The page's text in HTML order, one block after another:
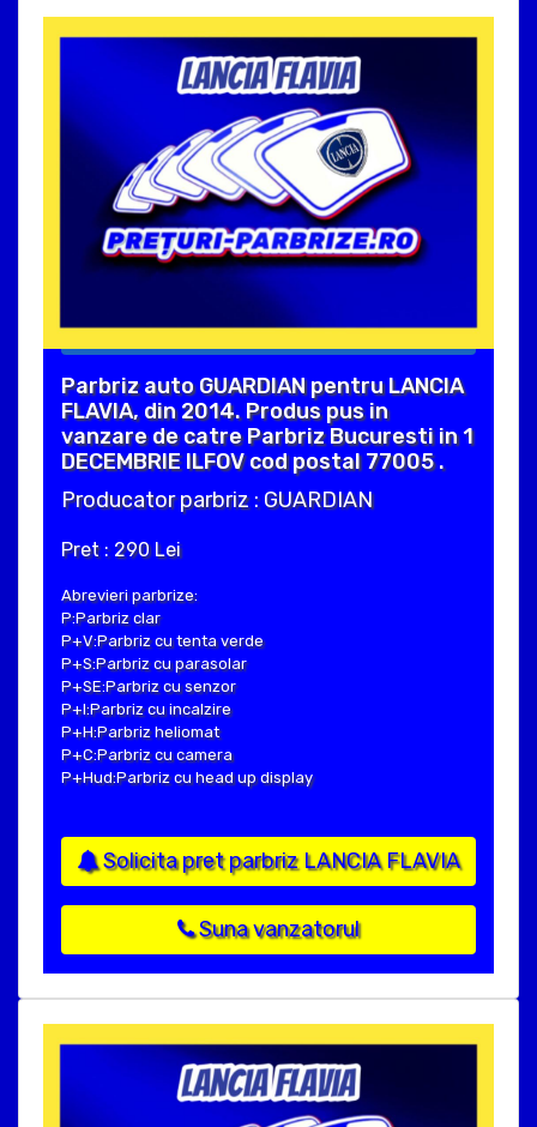
Parbriz auto GUARDIAN pentru LANCIA
FLAVIA, din 2014. Produs pus in
vanzare de catre Parbriz Bucuresti in 1
DECEMBRIE ILFOV cod postal 77005 .
Producator parbriz : GUARDIAN
Pret : 290 Lei
Abrevieri parbrize:
P:Parbriz clar
P+V:Parbriz cu tenta verde
P+S:Parbriz cu parasolar
P+SE:Parbriz cu senzor
P+I:Parbriz cu incalzire
P+H:Parbriz heliomat
P+C:Parbriz cu camera
P+Hud:Parbriz cu head up display
Solicita pret parbriz LANCIA FLAVIA
Suna vanzatorul